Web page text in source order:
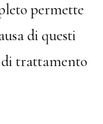
permette
di questi
trattamento